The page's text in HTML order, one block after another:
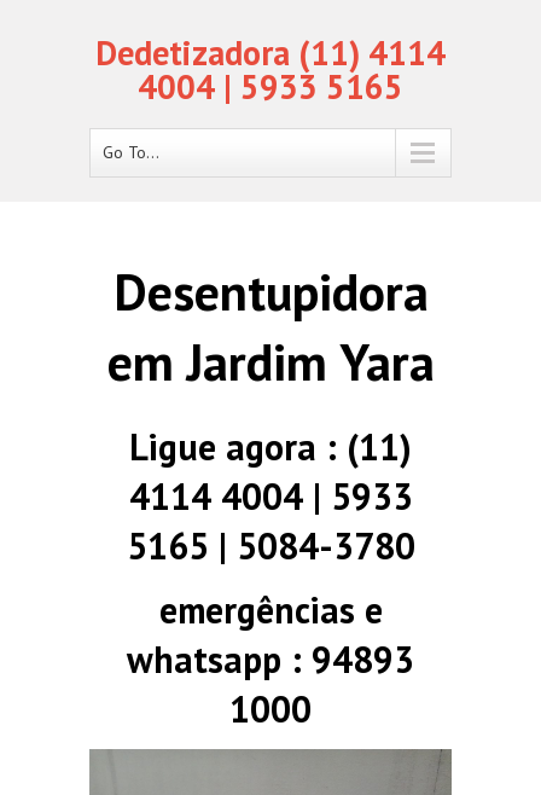
Dedetizadora (11) 4114
4004 | 5933 5165
Go To...
Desentupidora
em Jardim Yara
Ligue agora : (11)
4114 4004 | 5933
5165 | 5084-3780
emergências e
whatsapp : 94893
1000